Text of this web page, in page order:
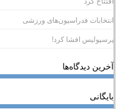
فدراسیون‌های ورزشی
افشا کرد!
دیدگاه‌ها